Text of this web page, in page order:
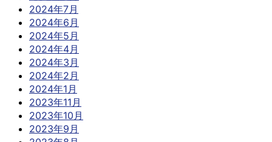
2024年7月
2024年6月
2024年5月
2024年4月
2024年3月
2024年2月
2024年1月
2023年11月
2023年10月
2023年9月